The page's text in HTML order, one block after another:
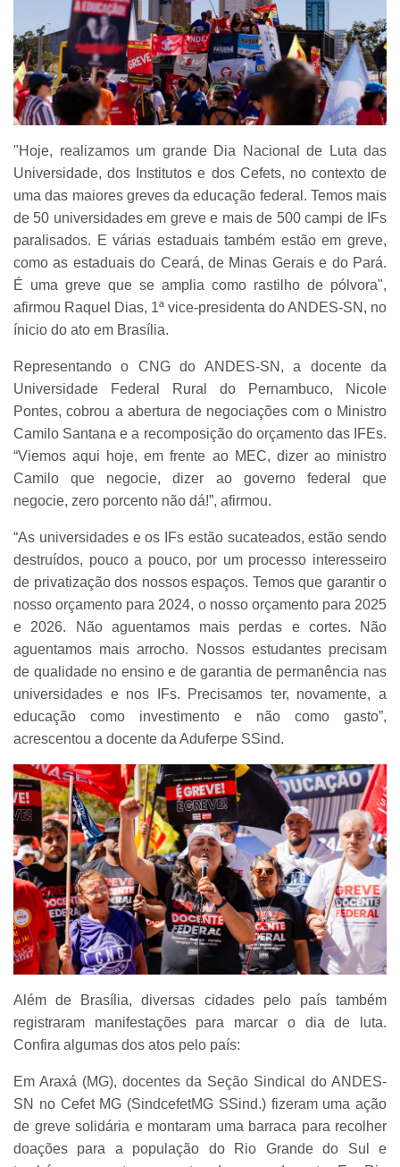
"Hoje, realizamos um grande Dia Nacional de Luta das
Universidade, dos Institutos e dos Cefets, no contexto de
uma das maiores greves da educação federal. Temos mais
de 50 universidades em greve e mais de 500 campi de IFs
paralisados. E várias estaduais também estão em greve,
como as estaduais do Ceará, de Minas Gerais e do Pará.
É uma greve que se amplia como rastilho de pólvora",
afirmou Raquel Dias, 1ª vice-presidenta do ANDES-SN, no
ínicio do ato em Brasília.
Representando o CNG do ANDES-SN, a docente da
Universidade Federal Rural do Pernambuco, Nicole
Pontes, cobrou a abertura de negociações com o Ministro
Camilo Santana e a recomposição do orçamento das IFEs.
“Viemos aqui hoje, em frente ao MEC, dizer ao ministro
Camilo que negocie, dizer ao governo federal que
negocie, zero porcento não dá!”, afirmou.
“As universidades e os IFs estão sucateados, estão sendo
destruídos, pouco a pouco, por um processo interesseiro
de privatização dos nossos espaços. Temos que garantir o
nosso orçamento para 2024, o nosso orçamento para 2025
e 2026. Não aguentamos mais perdas e cortes. Não
aguentamos mais arrocho. Nossos estudantes precisam
de qualidade no ensino e de garantia de permanência nas
universidades e nos IFs. Precisamos ter, novamente, a
educação como investimento e não como gasto”,
acrescentou a docente da Aduferpe SSind.
Além de Brasília, diversas cidades pelo país também
registraram manifestações para marcar o dia de luta.
Confira algumas dos atos pelo país:
Em Araxá (MG), docentes da Seção Sindical do ANDES-
SN no Cefet MG (SindcefetMG SSind.) fizeram uma ação
de greve solidária e montaram uma barraca para recolher
doações para a população do Rio Grande do Sul e